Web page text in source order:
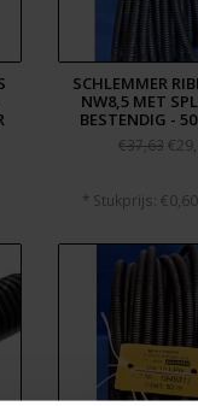
SCHLEMMER
NW8,5 MET
BESTENDIG -
€37,63
* Stukprijs: